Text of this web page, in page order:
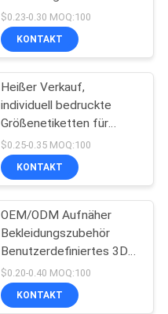
33
Silikon-Wärmetransfer-
Drucketiketten
Waschbare Etiketten für
$0.23-0.30 MOQ:100
KONTAKT
Heißer Verkauf,
individuell bedruckte
Größenetiketten für
Erwachsenenbekleidung,
kundenspezifische
Größenaufkleber,
auf Rolle für Kleidung
$0.25-0.35 MOQ:100
KONTAKT
OEM/ODM Aufnäher
Bekleidungszubehör
Benutzerdefiniertes 3D-
geprägtes Logo Weiches
PVC-Etikett Gummi-
Aufnäher für Kleidung
$0.20-0.40 MOQ:100
KONTAKT